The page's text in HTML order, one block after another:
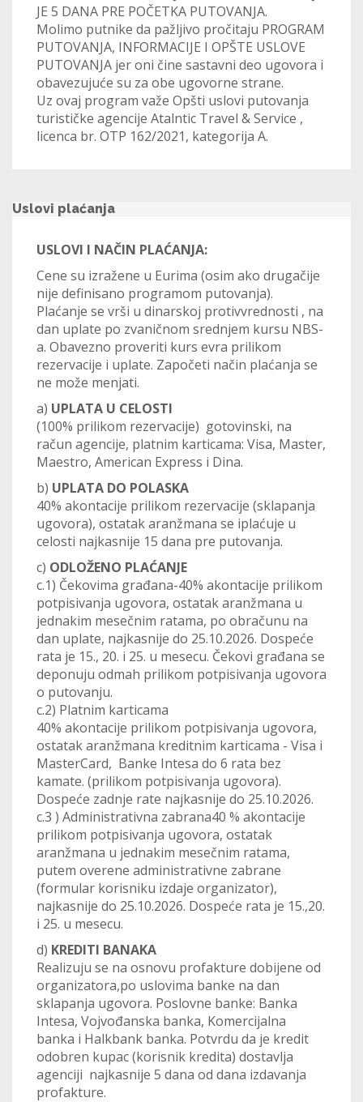
JE 5 DANA PRE POČETKA PUTOVANJA.
Molimo putnike da pažljivo pročitaju PROGRAM
PUTOVANJA, INFORMACIJE I OPŠTE USLOVE
PUTOVANJA jer oni čine sastavni deo ugovora i
obavezujuće su za obe ugovorne strane.
Uz ovaj program važe Opšti uslovi putovanja
turističke agencije Atalntic Travel & Service ,
licenca br. OTP 162/2021, kategorija A.
Uslovi plaćanja
USLOVI I NAČIN PLAĆANJA:
Cene su izražene u Eurima (osim ako drugačije
nije definisano programom putovanja).
Plaćanje se vrši u dinarskoj protivvrednosti , na
dan uplate po zvaničnom srednjem kursu NBS-
a. Obavezno proveriti kurs evra prilikom
rezervacije i uplate. Započeti način plaćanja se
ne može menjati.
a) UPLATA U CELOSTI
(100% prilikom rezervacije) gotovinski, na
račun agencije, platnim karticama: Visa, Master,
Maestro, American Express i Dina.
b) UPLATA DO POLASKA
40% akontacije prilikom rezervacije (sklapanja
ugovora), ostatak aranžmana se iplaćuje u
celosti najkasnije 15 dana pre putovanja.
c) ODLOŽENO PLAĆANJE
c.1) Čekovima građana-40% akontacije prilikom
potpisivanja ugovora, ostatak aranžmana u
jednakim mesečnim ratama, po obračunu na
dan uplate, najkasnije do 25.10.2026. Dospeće
rata je 15., 20. i 25. u mesecu. Čekovi građana se
deponuju odmah prilikom potpisivanja ugovora
o putovanju.
c.2) Platnim karticama
40% akontacije prilikom potpisivanja ugovora,
ostatak aranžmana kreditnim karticama - Visa i
MasterCard, Banke Intesa do 6 rata bez
kamate. (prilikom potpisivanja ugovora).
Dospeće zadnje rate najkasnije do 25.10.2026.
c.3 ) Administrativna zabrana40 % akontacije
prilikom potpisivanja ugovora, ostatak
aranžmana u jednakim mesečnim ratama,
putem overene administrativne zabrane
(formular korisniku izdaje organizator),
najkasnije do 25.10.2026. Dospeće rata je 15.,20.
i 25. u mesecu.
d) KREDITI BANAKA
Realizuju se na osnovu profakture dobijene od
organizatora,po uslovima banke na dan
sklapanja ugovora. Poslovne banke: Banka
Intesa, Vojvođanska banka, Komercijalna
banka i Halkbank banka. Potvrdu da je kredit
odobren kupac (korisnik kredita) dostavlja
agenciji najkasnije 5 dana od dana izdavanja
profakture.